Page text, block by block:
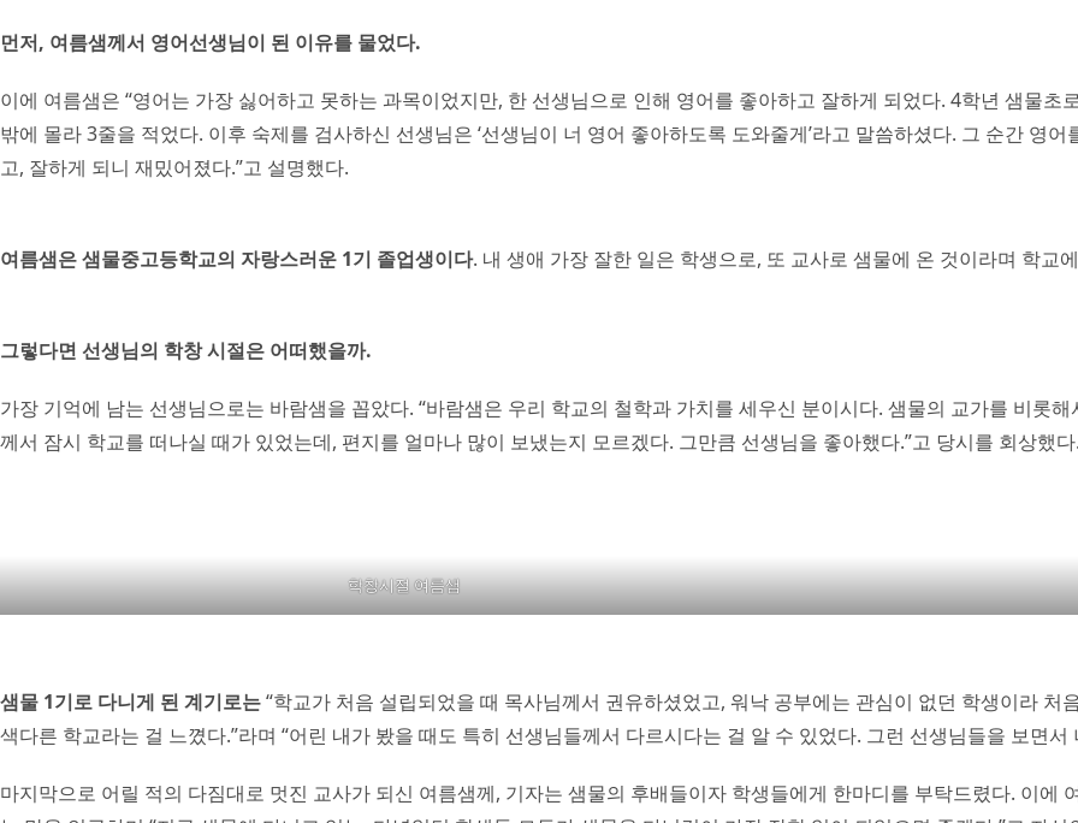
먼저, 여름샘께서 영어선생님이 된 이유를 물었다.
이에 여름샘은 “영어는 가장 싫어하고 못하는 과목이었지만, 한 선생님으로 인해 영어를 좋아하고 잘하게 되었다. 4학년 샘물
밖에 몰라 3줄을 적었다. 이후 숙제를 검사하신 선생님은 ‘선생님이 너 영어 좋아하도록 도와줄게’라고 말씀하셨다. 그 순간 영
고, 잘하게 되니 재밌어졌다.”고 설명했다.
여름샘은 샘물중고등학교의 자랑스러운 1기 졸업생이다. 내 생애 가장 잘한 일은 학생으로, 또 교사로 샘물에 온 것이라며 학교
그렇다면 선생님의 학창 시절은 어떠했을까.
가장 기억에 남는 선생님으로는 바람샘을 꼽았다. “바람샘은 우리 학교의 철학과 가치를 세우신 분이시다. 샘물의 교가를 비롯
께서 잠시 학교를 떠나실 때가 있었는데, 편지를 얼마나 많이 보냈는지 모르겠다. 그만큼 선생님을 좋아했다.”고 당시를 회상했다.
학창시절 여름샘
샘물 1기로 다니게 된 계기로는“학교가 처음 설립되었을 때 목사님께서 권유하셨었고, 워낙 공부에는 관심이 없던 학생이라
색다른 학교라는 걸 느꼈다.”라며 “어린 내가 봤을 때도 특히 선생님들께서 다르시다는 걸 알 수 있었다. 그런 선생님들을 보면
마지막으로 어릴 적의 다짐대로 멋진 교사가 되신 여름샘께, 기자는 샘물의 후배들이자 학생들에게 한마디를 부탁드렸다. 이에